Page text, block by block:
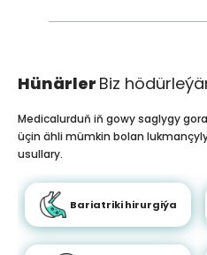
Hünärler Biz
Medicalurduň iň gowy saglygy
üçin ähli mümkin bolan
usullary.
Bariatriki hirurgiýa